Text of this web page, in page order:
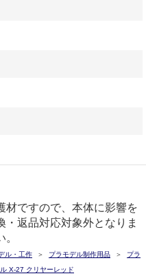
ですので、本体に影響を
・返品対応対象外となりま
ル・工作 プラモデル制作用品
プラ
X-27 クリヤーレッド